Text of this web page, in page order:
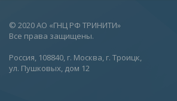
© 2020 АО «ГНЦ РФ ТРИНИТИ»
Все права защищены.
Россия, 108840, г. Москва, г. Троицк,
ул. Пушковых, дом 12